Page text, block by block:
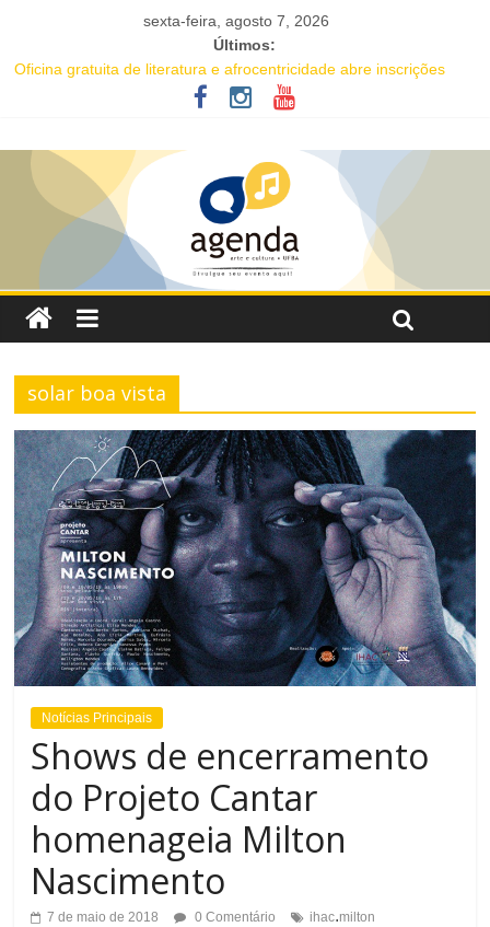
sexta-feira, agosto 7, 2026
Últimos:
Oficina gratuita de literatura e afrocentricidade abre inscrições
para educadores da rede pública
Salvador recebe evento de celebração em homenagem ao dia do
Rap Nacional
Tuca Fernandes, Buja Ferreira e o cantor coreano Junho Chu
estão entre as atrações deste fim de semana da Festa de Santa
Dulce dos Pobres
Projeto Órbita estreia em Salvador com residente da Vila Sul do
Goethe-Institut e programação gratuita de cinema imersivo
solar boa vista
Notícias Principais
Shows de encerramento
do Projeto Cantar
homenageia Milton
Nascimento
7 de maio de 2018 0 Comentário ihac.milton